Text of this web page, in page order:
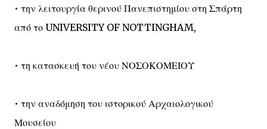
• την λειτουργία θερινού Πανεπιστημίου στη Σπάρτη
από το UNIVERSITY OF NOTTINGHAM,
• τη κατασκευή του νέου ΝΟΣΟΚΟΜΕΙΟΥ
• την αναδόμηση του ιστορικού Αρχαιολογικού
Μουσείου